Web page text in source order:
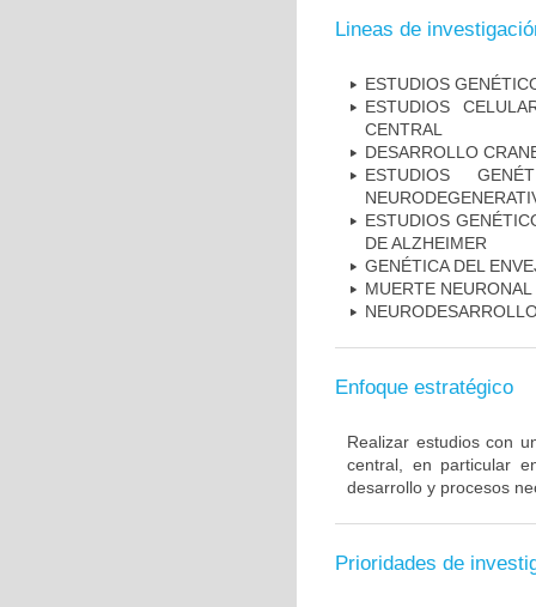
Lineas de
ESTUDIOS
ESTUDIOS
CENTRAL
DESARROLLO
ESTUDIOS
ESTUDIOS
DE ALZHEIMER
GENÉTICA DEL
MUERTE
Enfoque estratégico
Realizar estudios con
central, en particular
desarrollo y procesos
Prioridades de